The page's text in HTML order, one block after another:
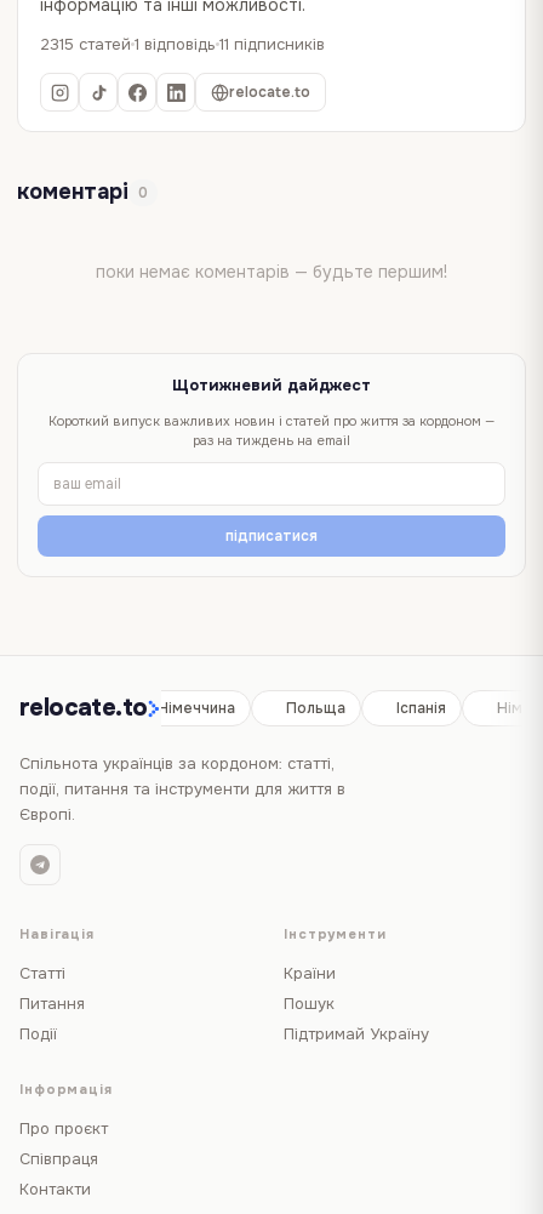
інформацію та інші можливості.
2315 статей 1 відповідь 11 підписників
relocate.to
коментарі 0
поки немає коментарів — будьте першим!
Щотижневий дайджест
Короткий випуск важливих новин і статей про життя за кордоном —
раз на тиждень на email
підписатися
relocate.to
Іспанія Німеччина Польща Іспанія
Спільнота українців за кордоном: статті,
події, питання та інструменти для життя в
Європі.
Навігація
Статті
Питання
Події
Інструменти
Країни
Пошук
Підтримай Україну
Інформація
Про проєкт
Співпраця
Контакти